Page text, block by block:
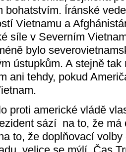
bohatstvím. Íránské
Vietnamu a
síle v Severním
bylo
ústupkům. A stejně tak
ani tehdy, pokud
proti americké vládě
sází na to, že má
to, že doplňovací